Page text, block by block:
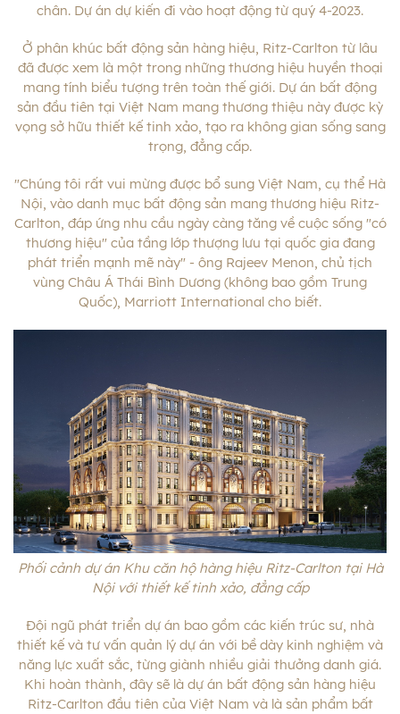
chân. Dự án dự kiến đi vào hoạt động từ quý 4-2023.
Ở phân khúc bất động sản hàng hiệu, Ritz-Carlton từ lâu
đã được xem là một trong những thương hiệu huyền thoại
mang tính biểu tượng trên toàn thế giới. Dự án bất động
sản đầu tiên tại Việt Nam mang thương thiệu này được kỳ
vọng sở hữu thiết kế tinh xảo, tạo ra không gian sống sang
trọng, đẳng cấp.
"Chúng tôi rất vui mừng được bổ sung Việt Nam, cụ thể Hà
Nội, vào danh mục bất động sản mang thương hiệu Ritz-
Carlton, đáp ứng nhu cầu ngày càng tăng về cuộc sống "có
thương hiệu" của tầng lớp thượng lưu tại quốc gia đang
phát triển mạnh mẽ này" - ông Rajeev Menon, chủ tịch
vùng Châu Á Thái Bình Dương (không bao gồm Trung
Quốc), Marriott International cho biết.
Phối cảnh dự án Khu căn hộ hàng hiệu Ritz-Carlton tại Hà
Nội với thiết kế tinh xảo, đẳng cấp
Đội ngũ phát triển dự án bao gồm các kiến ​​trúc sư, nhà
thiết kế và tư vấn quản lý dự án với bề dày kinh nghiệm và
năng lực xuất sắc, từng giành nhiều giải thưởng danh giá.
Khi hoàn thành, đây sẽ là dự án bất động sản hàng hiệu
Ritz-Carlton đầu tiên của Việt Nam và là sản phẩm bất